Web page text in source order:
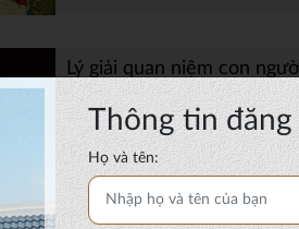
Lý giải quan niệm con
02/04/19 Thường thức
LÝ GIẢI QUAN NIỆM CON
VÍA Tại sao người chết lại
đám ma, đưa ma "Ma" có từ
Thông tin đăng
Họ và tên: